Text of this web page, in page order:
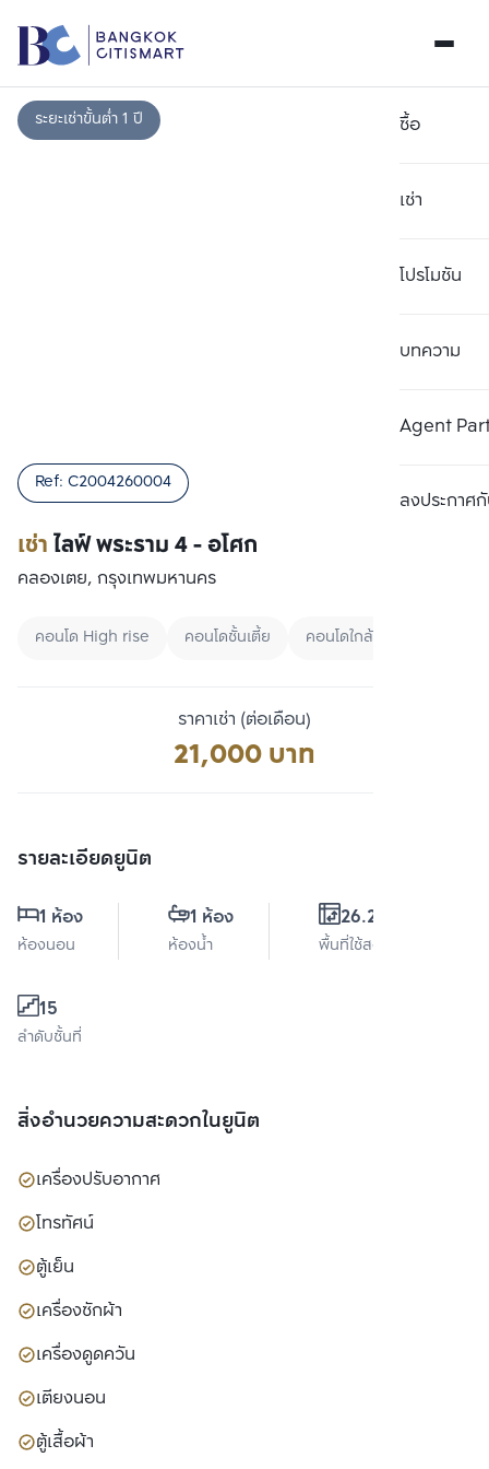
ซื้อ
เช่า
โปรโมชัน
บทความ
Agent
ลงประกาศกั
ระยะเช่าขั้นต่ำ 1 ปี
เช่าไลฟ์ พระราม 4 - อโศก
Ref: C2004260004
คลองเตย, กรุงเทพมหานคร
คอนโด High rise คอนโดชั้นเตี้ย คอนโดใกล้ MRT
ราคาเช่า (ต่อเดือน)
21,000 บาท
รายละเอียดยูนิต
1 ห้อง
ห้องนอน
1 ห้อง
ห้องน้ำ
26.28 ตร.ม.
พื้นที่ใช้สอย
15
ลำดับชั้นที่
สิ่งอำนวยความสะดวกในยูนิต
เครื่องปรับอากาศ
โทรทัศน์
ตู้เย็น
เครื่องซักผ้า
เครื่องดูดควัน
เตียงนอน
ตู้เสื้อผ้า
เปรียบเทียบ